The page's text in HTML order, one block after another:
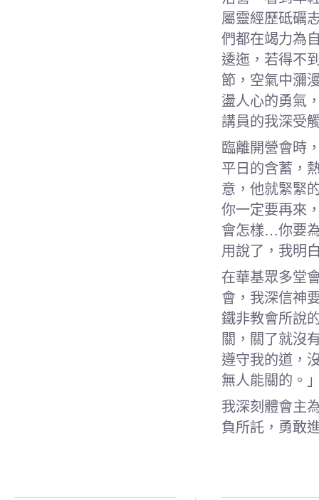
屬靈經歷砥礪
們都在竭力為
逶迤，若得不
節，空氣中瀰
盪人心的勇氣
講員的我深受
臨離開營會時
平日的含蓄，
意，他就緊緊
你一定要再來
會怎樣…你要
用說了，我明
在華基眾多堂
會，我深信神
鐵非教會所說
關，關了就沒
遵守我的道，
無人能關的。
我深刻體會主
負所託，勇敢